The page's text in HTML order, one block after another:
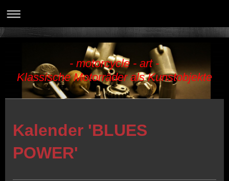
- motorcycle - art -
Klassische Motorräder als Kunstobjekte
Kalender 'BLUES
POWER'